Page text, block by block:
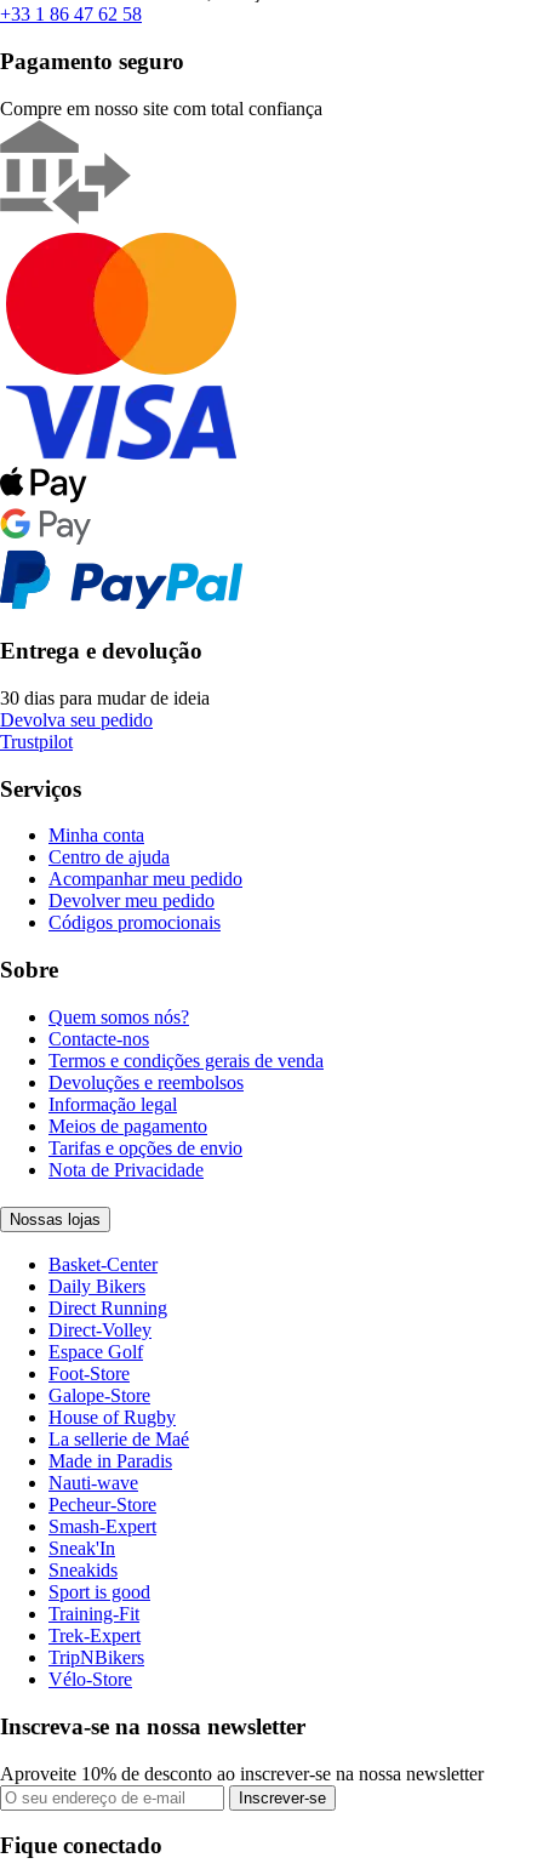
+33 1 86 47 62 58
Pagamento seguro
Compre em nosso site com total confiança
Entrega e devolução
30 dias para mudar de ideia
Devolva seu pedido
Trustpilot
Serviços
Minha conta
Centro de ajuda
Acompanhar meu pedido
Devolver meu pedido
Códigos promocionais
Sobre
Quem somos nós?
Contacte-nos
Termos e condições gerais de venda
Devoluções e reembolsos
Informação legal
Meios de pagamento
Tarifas e opções de envio
Nota de Privacidade
Nossas lojas
Basket-Center
Daily Bikers
Direct Running
Direct-Volley
Espace Golf
Foot-Store
Galope-Store
House of Rugby
La sellerie de Maé
Made in Paradis
Nauti-wave
Pecheur-Store
Smash-Expert
Sneak'In
Sneakids
Sport is good
Training-Fit
Trek-Expert
TripNBikers
Vélo-Store
Inscreva-se na nossa newsletter
Aproveite 10% de desconto ao inscrever-se na nossa newsletter
Inscrever-se
Fique conectado